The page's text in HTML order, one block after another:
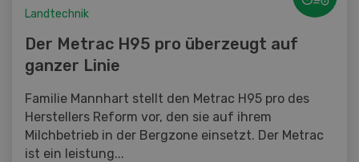
Landtechnik
Der Metrac H95 pro überzeugt auf
ganzer Linie
Familie Mannhart stellt den Metrac H95 pro des
Herstellers Reform vor, den sie auf ihrem
Milchbetrieb in der Bergzone einsetzt. Der Metrac
ist ein leistung...